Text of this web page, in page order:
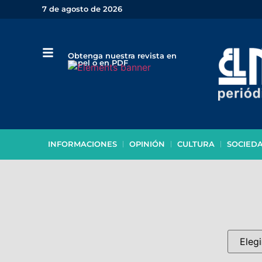
7 de agosto de 2026
Obtenga nuestra revista en
papel o en PDF
INFORMACIONES OPINIÓN CULTURA